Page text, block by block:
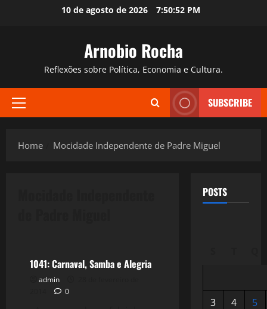
10 de agosto de 2026 7:50:53 PM
Arnobio Rocha
Reflexões sobre Política, Economia e Cultura.
Primary
SUBSCRIBE
Home Mocidade Independente de Padre Miguel
1041: Carnaval, Samba e Alegria
admin
0
POSTS
3 4
5